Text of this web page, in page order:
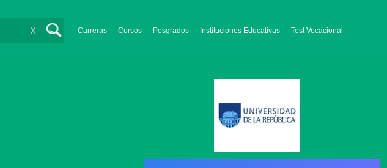
Carreras Cursos Posgrados Instituciones Educativas Test Vocacional
X